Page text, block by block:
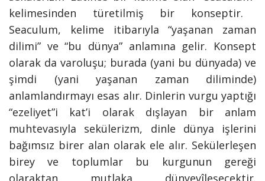
kelimesinden türetilmiş bir konseptir.
Seaculum, kelime itibarıyla “yaşanan zaman
dilimi” ve “bu dünya” anlamına gelir. Konsept
olarak da varoluşu; burada (yani bu dünyada) ve
şimdi (yani yaşanan zaman diliminde)
anlamlandırmayı esas alır. Dinlerin vurgu yaptığı
“ezeliyet”i kat’i olarak dışlayan bir anlam
muhtevasıyla sekülerizm, dinle dünya işlerini
bağımsız birer alan olarak ele alır. Sekülerleşen
birey ve toplumlar bu kurgunun gereği
olaraktan mutlaka dünyevîleşecektir.